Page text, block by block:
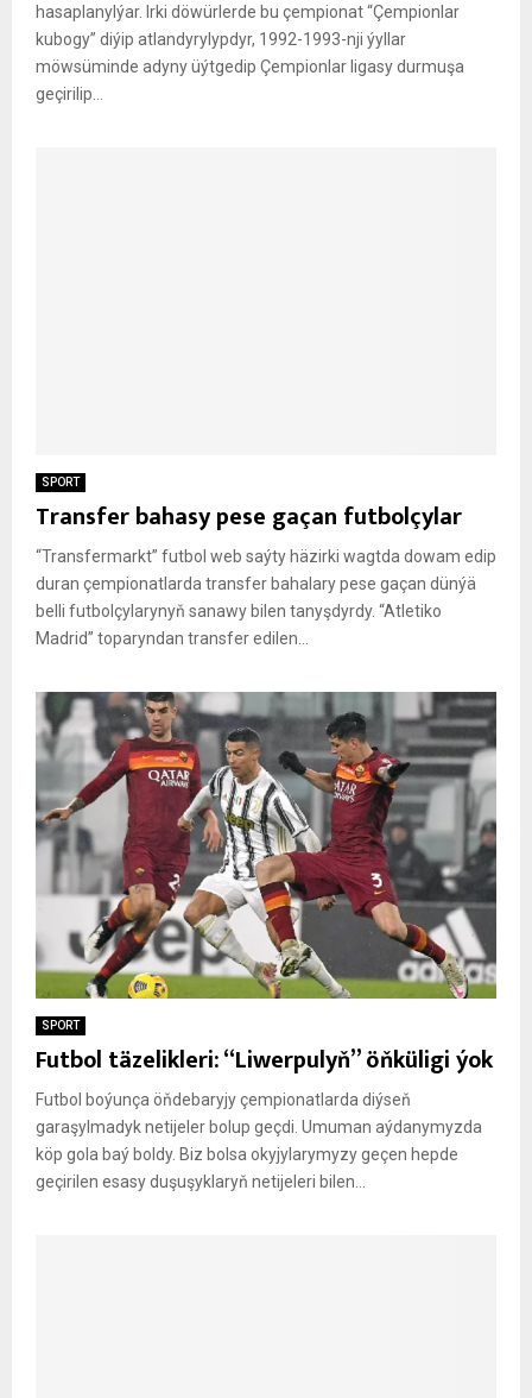
hasaplanylýar. Irki döwürlerde bu çempionat “Çempionlar
kubogy” diýip atlandyrylypdyr, 1992-1993-nji ýyllar
möwsüminde adyny üýtgedip Çempionlar ligasy durmuşa
geçirilip...
SPORT
Transfer bahasy pese gaçan futbolçylar
“Transfermarkt” futbol web saýty häzirki wagtda dowam edip
duran çempionatlarda transfer bahalary pese gaçan dünýä
belli futbolçylarynyň sanawy bilen tanyşdyrdy. “Atletiko
Madrid” toparyndan transfer edilen...
SPORT
Futbol täzelikleri: “Liwerpulyň” öňküligi ýok
Futbol boýunça öňdebaryjy çempionatlarda diýseň
garaşylmadyk netijeler bolup geçdi. Umuman aýdanymyzda
köp gola baý boldy. Biz bolsa okyjylarymyzy geçen hepde
geçirilen esasy duşuşyklaryň netijeleri bilen...